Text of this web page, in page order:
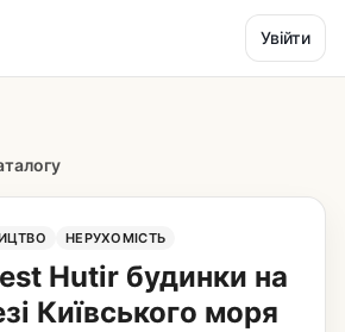
Увійти
НЕРУХОМІСТЬ
Hutir будинки на
Київського моря